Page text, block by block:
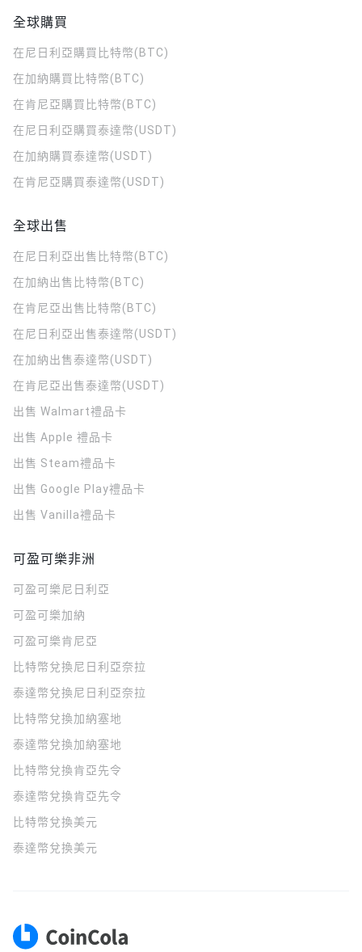
全球購買
在尼日利亞購買比特幣(BTC)
在加納購買比特幣(BTC)
在肯尼亞購買比特幣(BTC)
在尼日利亞購買泰達幣(USDT)
在加納購買泰達幣(USDT)
在肯尼亞購買泰達幣(USDT)
全球出售
在尼日利亞出售比特幣(BTC)
在加納出售比特幣(BTC)
在肯尼亞出售比特幣(BTC)
在尼日利亞出售泰達幣(USDT)
在加納出售泰達幣(USDT)
在肯尼亞出售泰達幣(USDT)
出售 Walmart禮品卡
出售 Apple 禮品卡
出售 Steam禮品卡
出售 Google Play禮品卡
出售 Vanilla禮品卡
可盈可樂非洲
可盈可樂 尼日利亞
可盈可樂加納
可盈可樂肯尼亞
比特幣兌換尼日利亞奈拉
泰達幣兌換尼日利亞奈拉
比特幣兌換加納塞地
泰達幣兌換加納塞地
比特幣兌換肯亞先令
泰達幣兌換肯亞先令
比特幣兌換美元
泰達幣兌換美元